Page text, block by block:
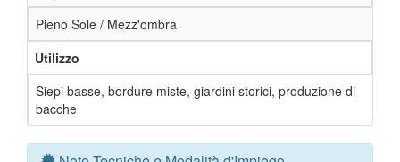
Pieno Sole / Mezz'ombra
Utilizzo
Siepi basse, bordure miste, giardini storici, produzione di
bacche